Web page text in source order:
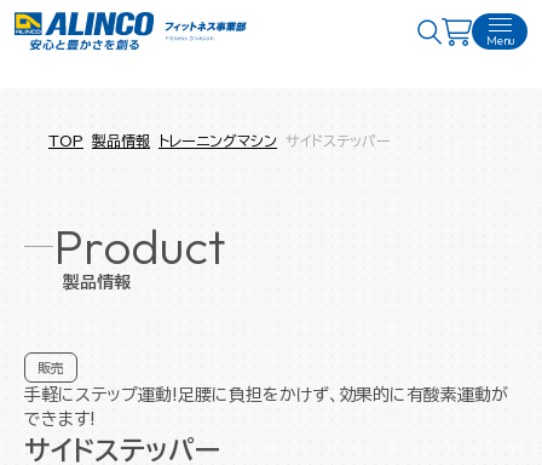
Menu
TOP 製品情報 トレーニングマシン サイドステッパー
Product
製品情報
販売
手軽にステップ運動!足腰に負担をかけず、効果的に有酸素運動が
できます!
サイドステッパー